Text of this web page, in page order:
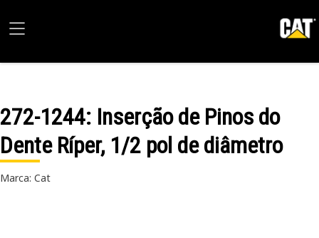
272-1244: Inserção de Pinos do
Dente Ríper, 1/2 pol de diâmetro
Marca: Cat